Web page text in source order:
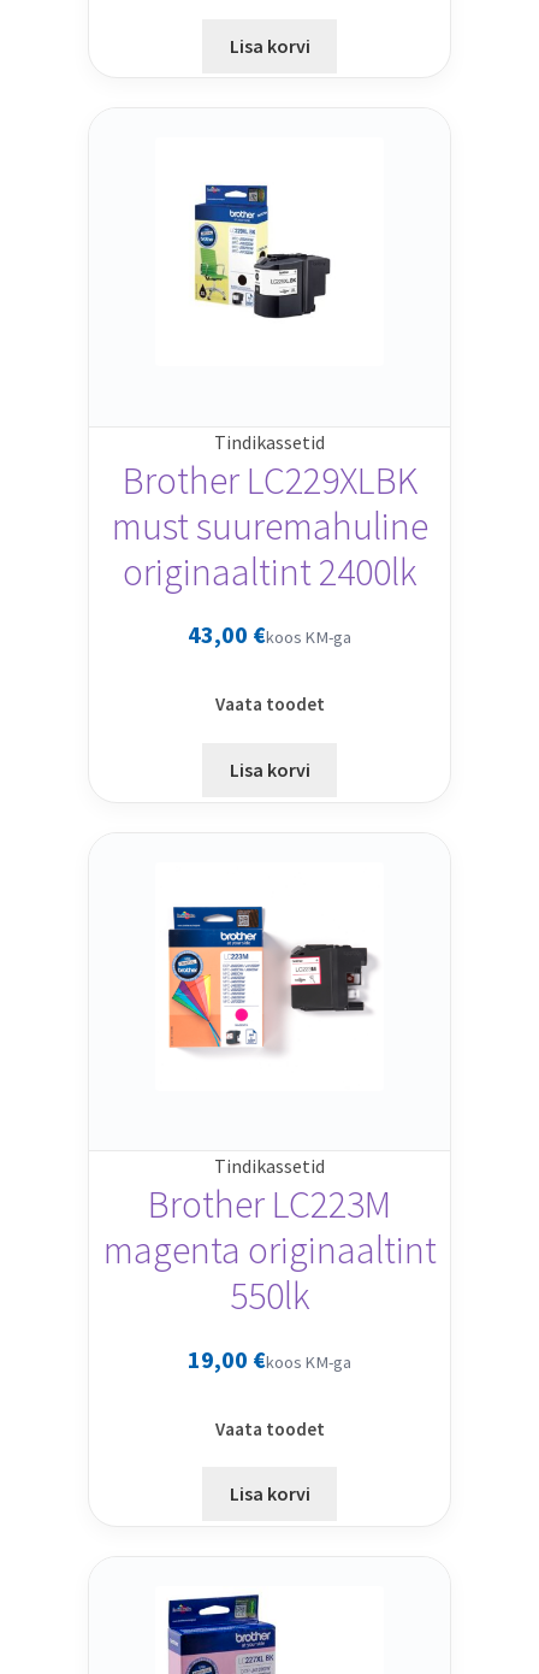
Lisa korvi
Tindikassetid
Brother LC229XLBK
must suuremahuline
originaaltint 2400lk
43,00 €koos KM-ga
Vaata toodet
Lisa korvi
Tindikassetid
Brother LC223M
magenta originaaltint
550lk
19,00 €koos KM-ga
Vaata toodet
Lisa korvi